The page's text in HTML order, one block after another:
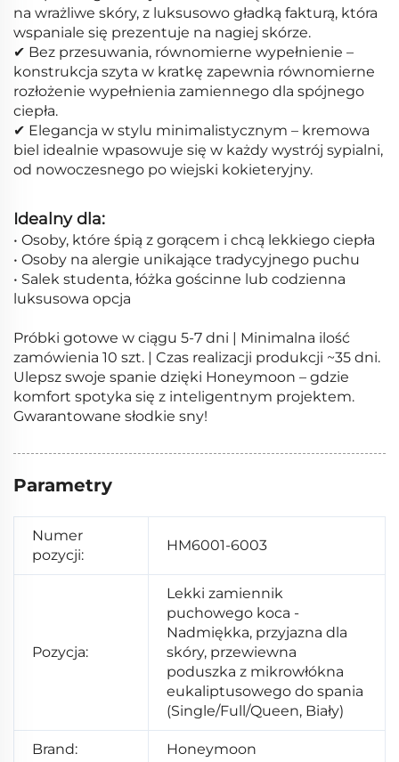
na wrażliwe skóry, z luksusowo gładką fakturą, która
wspaniale się prezentuje na nagiej skórze.
✔ Bez przesuwania, równomierne wypełnienie –
konstrukcja szyta w kratkę zapewnia równomierne
rozłożenie wypełnienia zamiennego dla spójnego
ciepła.
✔ Elegancja w stylu minimalistycznym – kremowa
biel idealnie wpasowuje się w każdy wystrój sypialni,
od nowoczesnego po wiejski kokieteryjny.
Idealny dla:
• Osoby, które śpią z gorącem i chcą lekkiego ciepła
• Osoby na alergie unikające tradycyjnego puchu
• Salek studenta, łóżka gościnne lub codzienna
luksusowa opcja
Próbki gotowe w ciągu 5-7 dni | Minimalna ilość
zamówienia 10 szt. | Czas realizacji produkcji ~35 dni.
Ulepsz swoje spanie dzięki Honeymoon – gdzie
komfort spotyka się z inteligentnym projektem.
Gwarantowane słodkie sny!
Parametry
Numer
pozycji:
HM6001-6003
Pozycja:
Lekki zamiennik
puchowego koca -
Nadmiękka, przyjazna dla
skóry, przewiewna
poduszka z mikrowłókna
eukaliptusowego do spania
(Single/Full/Queen, Biały)
Brand: Honeymoon